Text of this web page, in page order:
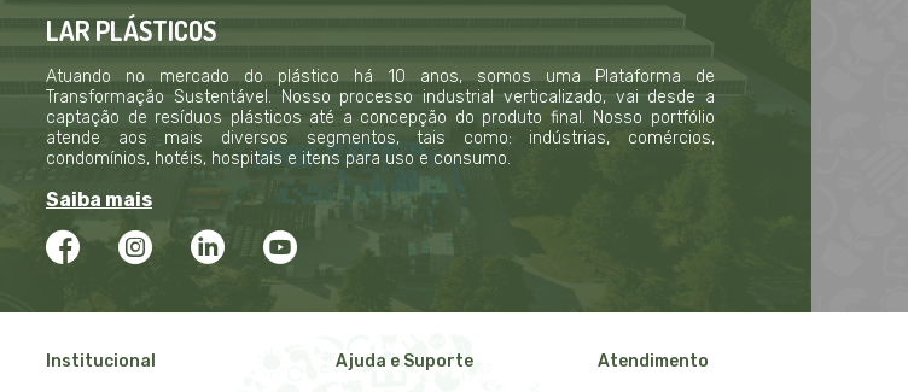
LAR PLÁSTICOS
Atuando no mercado do plástico há 10 anos, somos uma Plataforma de
Transformação Sustentável. Nosso processo industrial verticalizado, vai desde a
captação de resíduos plásticos até a concepção do produto final. Nosso portfólio
atende aos mais diversos segmentos, tais como: indústrias, comércios,
condomínios, hotéis, hospitais e itens para uso e consumo.
Saiba mais
Institucional
Ajuda e Suporte
Atendimento